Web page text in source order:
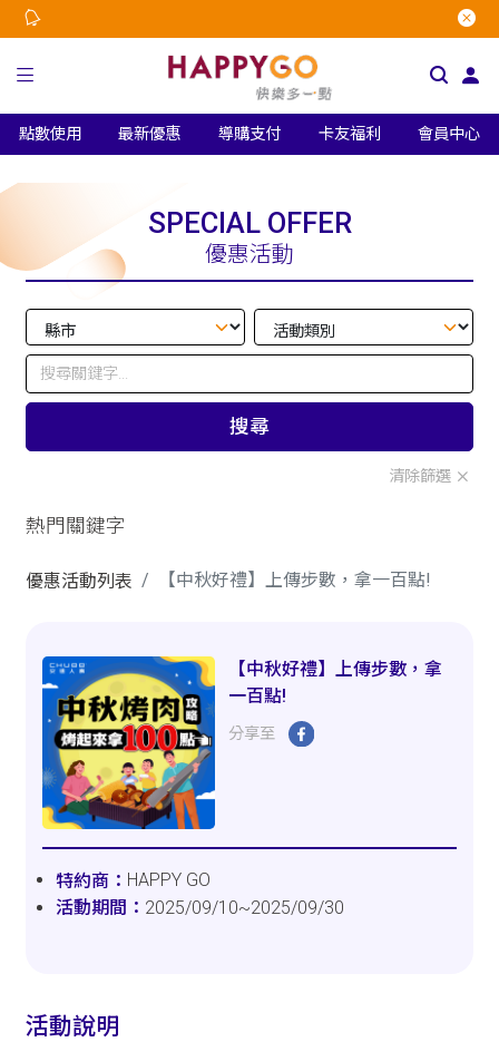
點數使用 最新優惠 導購支付 卡友福利 會員中心
SPECIAL OFFER
優惠活動
搜尋
清除篩選
熱門關鍵字
優惠活動列表 【中秋好禮】上傳步數，拿一百點!
【中秋好禮】上傳步數，拿
一百點!
分享至
HAPPY GO
2025/09/10~2025/09/30
活動說明